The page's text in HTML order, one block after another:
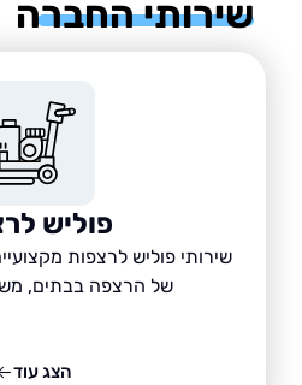
החברה
פוליש לרצפה
שירותי פוליש לרצפות מקצועיים
של הרצפה בבתים, משרדים